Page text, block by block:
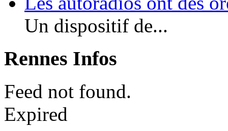
Un dispositif de...
Rennes Infos
Feed not found.
Expired